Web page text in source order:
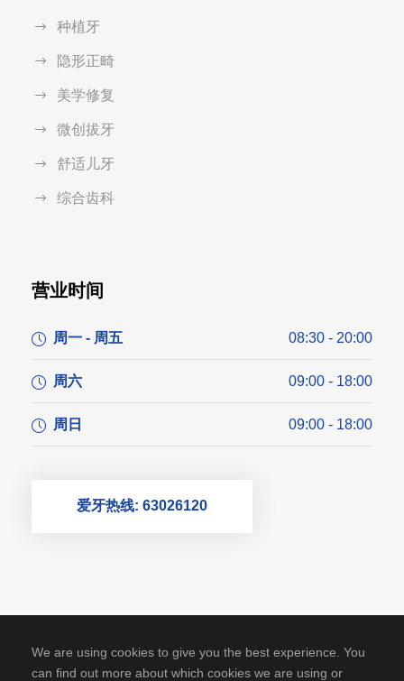
种植牙
隐形正畸
美学修复
微创拔牙
舒适儿牙
综合齿科
营业时间
周一 - 周五 08:30 - 20:00
周六 09:00 - 18:00
周日 09:00 - 18:00
爱牙热线: 63026120
We are using cookies to give you the best experience. You
can find out more about which cookies we are using or